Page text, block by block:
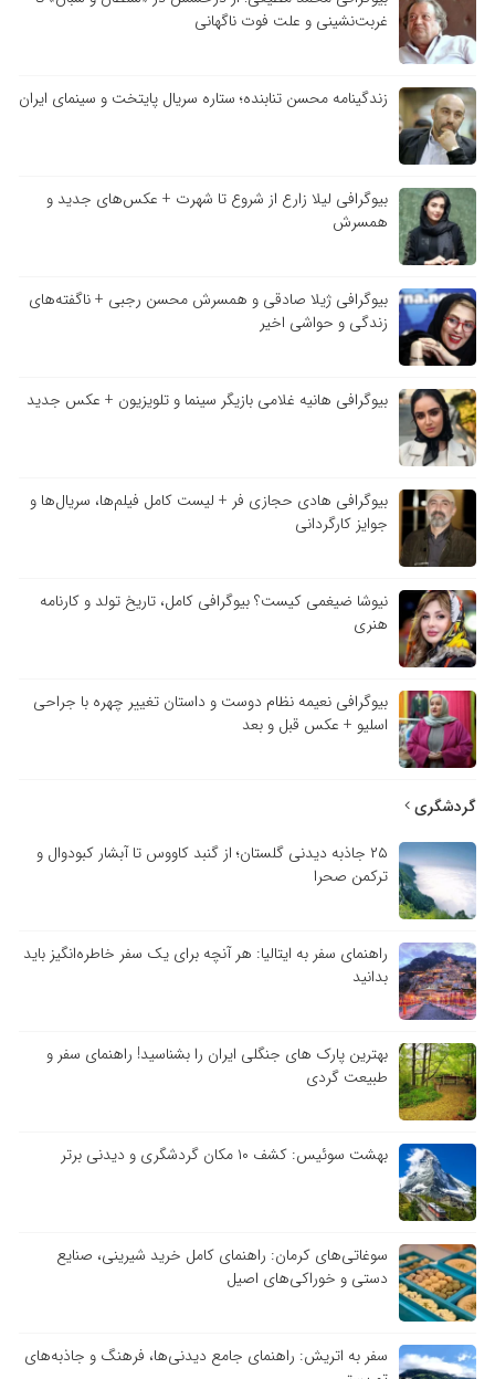
غربت‌نشینی و علت فوت ناگهانی
زندگینامه محسن تنابنده؛ ستاره سریال پایتخت و سینمای ایران
بیوگرافی لیلا زارع از شروع تا شهرت + عکس‌های جدید و
همسرش
بیوگرافی ژیلا صادقی و همسرش محسن رجبی + ناگفته‌های
زندگی و حواشی اخیر
بیوگرافی هانیه غلامی بازیگر سینما و تلویزیون + عکس جدید
بیوگرافی هادی حجازی فر + لیست کامل فیلم‌ها، سریال‌ها و
جوایز کارگردانی
نیوشا ضیغمی کیست؟ بیوگرافی کامل، تاریخ تولد و کارنامه
هنری
بیوگرافی نعیمه نظام دوست و داستان تغییر چهره با جراحی
اسلیو + عکس قبل و بعد
گردشگری
۲۵ جاذبه دیدنی گلستان؛ از گنبد کاووس تا آبشار کبودوال و
ترکمن صحرا
راهنمای سفر به ایتالیا: هر آنچه برای یک سفر خاطره‌انگیز باید
بدانید
بهترین پارک های جنگلی ایران را بشناسید! راهنمای سفر و
طبیعت گردی
بهشت سوئیس: کشف ۱۰ مکان گردشگری و دیدنی برتر
سوغاتی‌های کرمان: راهنمای کامل خرید شیرینی، صنایع
دستی و خوراکی‌های اصیل
سفر به اتریش: راهنمای جامع دیدنی‌ها، فرهنگ و جاذبه‌های